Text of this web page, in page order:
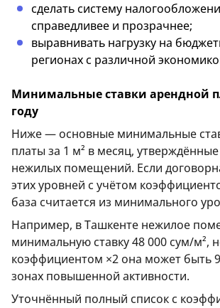
сделать систему
справедливее и прозрачнее;
выравнивать нагрузку на
регионах с различной
Минимальные ставки арендной
году
Ниже — основные минимальные
платы за 1 м² в месяц,
нежилых помещений. Если
этих уровней с учётом
база считается из минимального
Например, в Ташкенте нежилое
минимальную ставку 48 000 сум/м²,
коэффициентом ×2 она может быть
зонах повышенной активности.
Уточнённый полный список с